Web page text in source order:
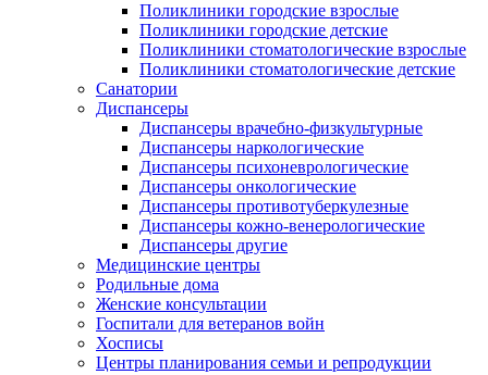
Поликлиники городские взрослые
Поликлиники городские детские
Поликлиники стоматологические взрослые
Поликлиники стоматологические детские
Санатории
Диспансеры
Диспансеры врачебно-физкультурные
Диспансеры наркологические
Диспансеры психоневрологические
Диспансеры онкологические
Диспансеры противотуберкулезные
Диспансеры кожно-венерологические
Диспансеры другие
Медицинские центры
Родильные дома
Женские консультации
Госпитали для ветеранов войн
Хосписы
Центры планирования семьи и репродукции